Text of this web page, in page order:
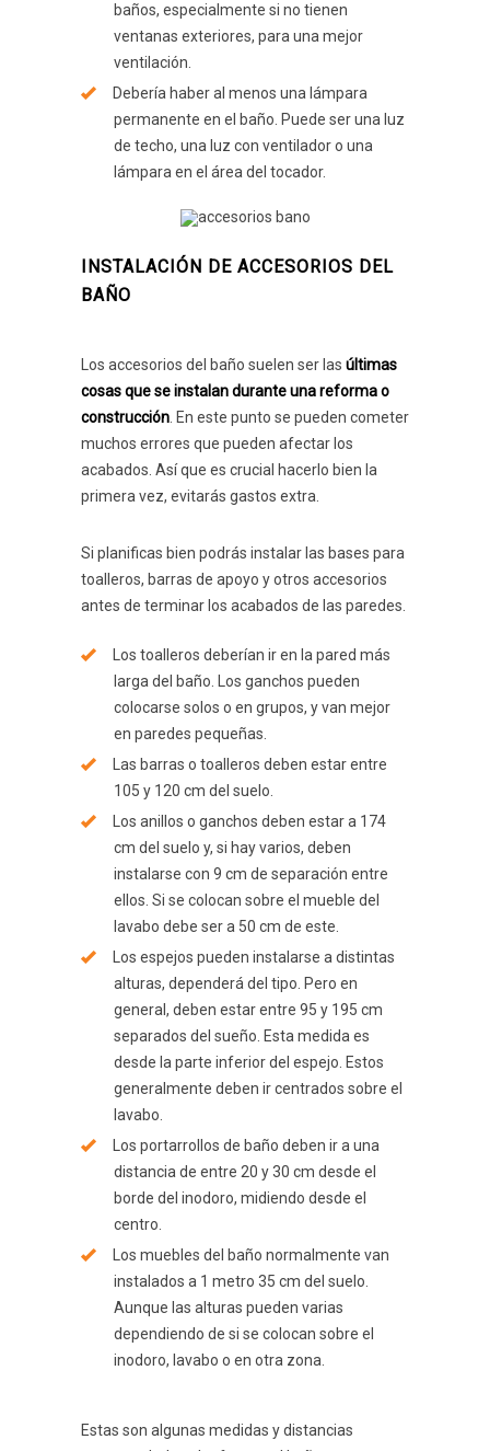
baños, especialmente si no tienen
ventanas exteriores, para una mejor
ventilación.
Debería haber al menos una lámpara
permanente en el baño. Puede ser una luz
de techo, una luz con ventilador o una
lámpara en el área del tocador.
INSTALACIÓN DE ACCESORIOS DEL
BAÑO
Los accesorios del baño suelen ser las últimas
cosas que se instalan durante una reforma o
construcción. En este punto se pueden cometer
muchos errores que pueden afectar los
acabados. Así que es crucial hacerlo bien la
primera vez, evitarás gastos extra.
Si planificas bien podrás instalar las bases para
toalleros, barras de apoyo y otros accesorios
antes de terminar los acabados de las paredes.
Los toalleros deberían ir en la pared más
larga del baño. Los ganchos pueden
colocarse solos o en grupos, y van mejor
en paredes pequeñas.
Las barras o toalleros deben estar entre
105 y 120 cm del suelo.
Los anillos o ganchos deben estar a 174
cm del suelo y, si hay varios, deben
instalarse con 9 cm de separación entre
ellos. Si se colocan sobre el mueble del
lavabo debe ser a 50 cm de este.
Los espejos pueden instalarse a distintas
alturas, dependerá del tipo. Pero en
general, deben estar entre 95 y 195 cm
separados del sueño. Esta medida es
desde la parte inferior del espejo. Estos
generalmente deben ir centrados sobre el
lavabo.
Los portarrollos de baño deben ir a una
distancia de entre 20 y 30 cm desde el
borde del inodoro, midiendo desde el
centro.
Los muebles del baño normalmente van
instalados a 1 metro 35 cm del suelo.
Aunque las alturas pueden varias
dependiendo de si se colocan sobre el
inodoro, lavabo o en otra zona.
Estas son algunas medidas y distancias